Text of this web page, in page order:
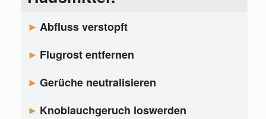
Abfluss verstopft
Flugrost entfernen
Gerüche neutralisieren
Knoblauchgeruch loswerden